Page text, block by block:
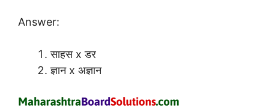
Answer:
साहस x डर
ज्ञान x अज्ञान